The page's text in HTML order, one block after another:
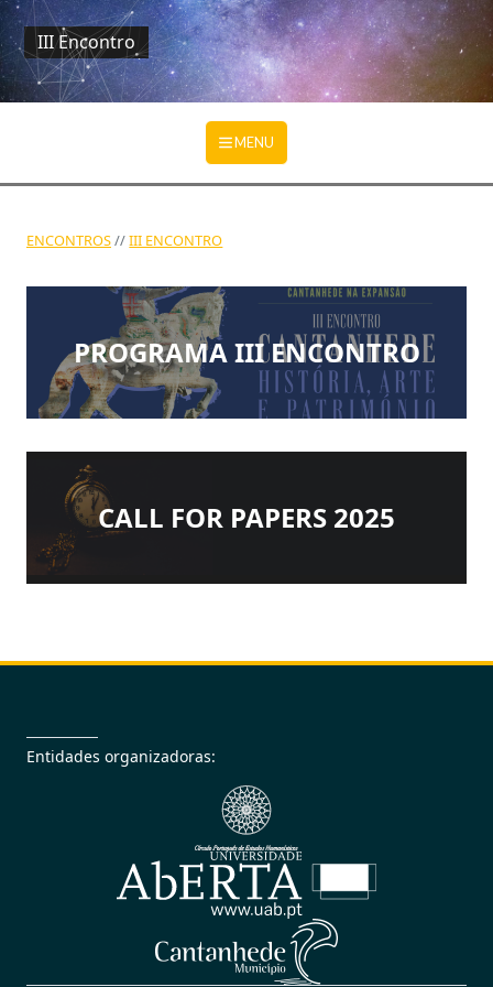
Ir para o conteúdo principal
III Encontro
MENU
ENCONTROS III ENCONTRO
PROGRAMA III ENCONTRO
CALL FOR PAPERS 2025
Entidades organizadoras: